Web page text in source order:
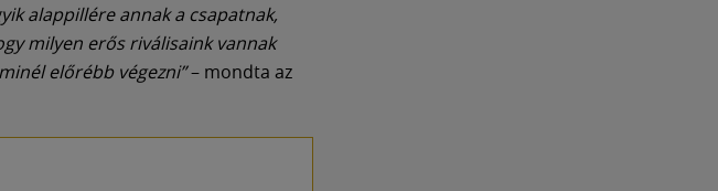
alappillére annak a csapatnak,
milyen erős riválisaink vannak
előrébb végezni”– mondta az